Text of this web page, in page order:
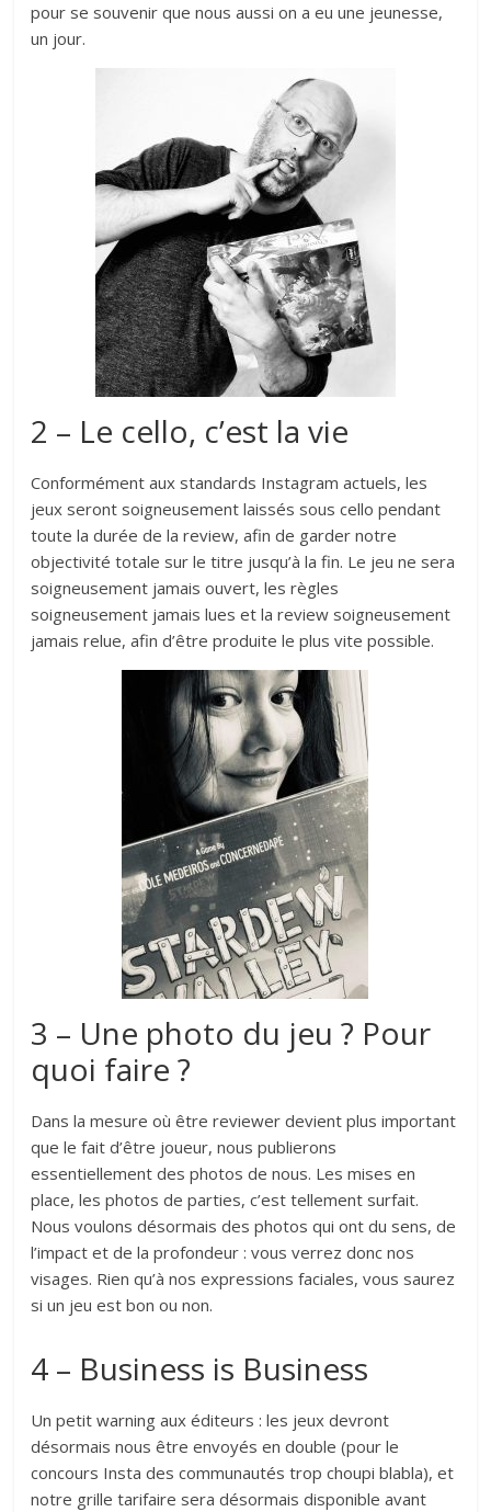
pour se souvenir que nous aussi on a eu une jeunesse,
un jour.
2 – Le cello, c’est la vie
Conformément aux standards Instagram actuels, les
jeux seront soigneusement laissés sous cello pendant
toute la durée de la review, afin de garder notre
objectivité totale sur le titre jusqu’à la fin. Le jeu ne sera
soigneusement jamais ouvert, les règles
soigneusement jamais lues et la review soigneusement
jamais relue, afin d’être produite le plus vite possible.
3 – Une photo du jeu ? Pour
quoi faire ?
Dans la mesure où être reviewer devient plus important
que le fait d’être joueur, nous publierons
essentiellement des photos de nous. Les mises en
place, les photos de parties, c’est tellement surfait.
Nous voulons désormais des photos qui ont du sens, de
l’impact et de la profondeur : vous verrez donc nos
visages. Rien qu’à nos expressions faciales, vous saurez
si un jeu est bon ou non.
4 – Business is Business
Un petit warning aux éditeurs : les jeux devront
désormais nous être envoyés en double (pour le
concours Insta des communautés trop choupi blabla), et
notre grille tarifaire sera désormais disponible avant